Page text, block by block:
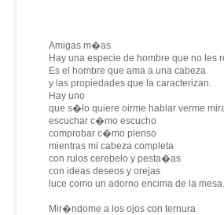
Amigas m�as
Hay una especie de hombre que no les
Es el hombre que ama a una cabeza
y las propiedades que la caracterizan.
Hay uno
que s�lo quiere oirme hablar verme
escuchar c�mo escucho
comprobar c�mo pienso
mientras mi cabeza completa
con rulos cerebelo y pesta�as
con ideas deseos y orejas
luce como un adorno encima de la mesa.
Mir�ndome a los ojos con ternura